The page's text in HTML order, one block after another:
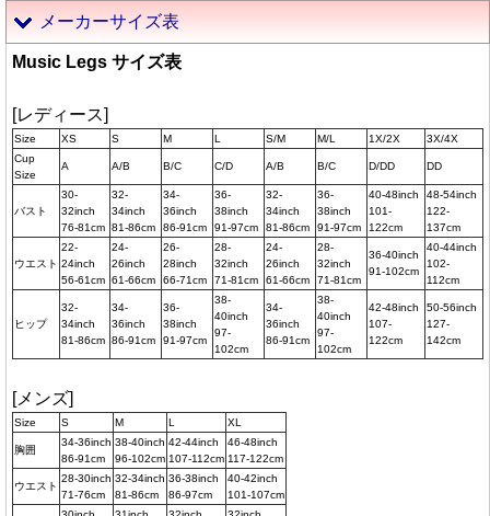
メーカーサイズ表
Music Legs サイズ表
[レディース]
Size XS S M L S/M M/L 1X/2X
3X/4X
Cup
Size
A A/B B/C C/D A/B B/C D/DD DD
バスト
30-
32inch
76-81cm
32-
34inch
81-86cm
34-
36inch
86-91cm
36-
38inch
91-97cm
32-
34inch
81-86cm
36-
38inch
91-97cm
40-48inch
101-
122cm
48-54inch
122-
137cm
ウエスト
22-
24inch
56-61cm
24-
26inch
61-66cm
26-
28inch
66-71cm
28-
32inch
71-81cm
24-
26inch
61-66cm
28-
32inch
71-81cm
36-40inch
91-102cm
40-44inch
102-
112cm
ヒップ
32-
34inch
81-86cm
34-
36inch
86-91cm
36-
38inch
91-97cm
38-
40inch
97-
102cm
34-
36inch
86-91cm
38-
40inch
97-
102cm
42-48inch
107-
122cm
50-56inch
127-
142cm
[メンズ]
Size S M L XL
胸囲
34-36inch
86-91cm
38-40inch
96-102cm
42-44inch
107-112cm
46-48inch
117-122cm
ウエスト
28-30inch
71-76cm
32-34inch
81-86cm
36-38inch
86-97cm
40-42inch
101-107cm